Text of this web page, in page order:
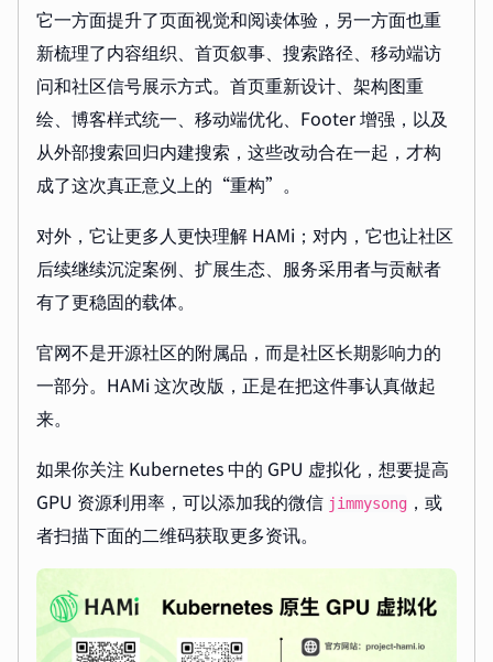
它一方面提升了页面视觉和阅读体验，另一方面也重
新梳理了内容组织、首页叙事、搜索路径、移动端访
问和社区信号展示方式。首页重新设计、架构图重
绘、博客样式统一、移动端优化、Footer 增强，以及
从外部搜索回归内建搜索，这些改动合在一起，才构
成了这次真正意义上的“重构”。
对外，它让更多人更快理解 HAMi；对内，它也让社区
后续继续沉淀案例、扩展生态、服务采用者与贡献者
有了更稳固的载体。
官网不是开源社区的附属品，而是社区长期影响力的
一部分。HAMi 这次改版，正是在把这件事认真做起
来。
如果你关注 Kubernetes 中的 GPU 虚拟化，想要提高
GPU 资源利用率，可以添加我的微信 jimmysong ，或
者扫描下面的二维码获取更多资讯。